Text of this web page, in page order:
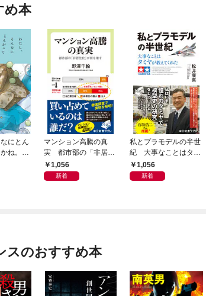
め本
にとん
かね。
丙午は
マンション高騰の真
実 都市部の「非居住
化」が街を壊す
1,056
新着
私とプラモデルの半世
紀 大事なことはタミ
ヤが教えてくれた
1,056
新着
スのおすすめ本